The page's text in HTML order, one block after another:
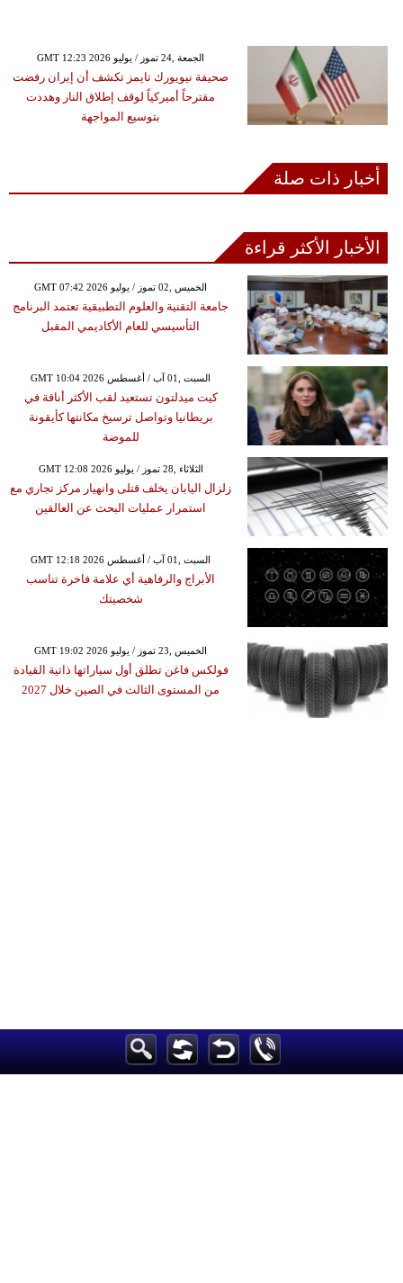
GMT 12:23 2026 الجمعة ,24 تموز / يوليو
صحيفة نيويورك تايمز تكشف أن إيران رفضت
مقترحاً أميركياً لوقف إطلاق النار وهددت
بتوسيع المواجهة
أخبار ذات صلة
الأخبار الأكثر قراءة
GMT 07:42 2026 الخميس ,02 تموز / يوليو
جامعة التقنية والعلوم التطبيقية تعتمد البرنامج
التأسيسي للعام الأكاديمي المقبل
GMT 10:04 2026 السبت ,01 آب / أغسطس
كيت ميدلتون تستعيد لقب الأكثر أناقة في
بريطانيا وتواصل ترسيخ مكانتها كأيقونة
للموضة
GMT 12:08 2026 الثلاثاء ,28 تموز / يوليو
زلزال اليابان يخلف قتلى وانهيار مركز تجاري مع
استمرار عمليات البحث عن العالقين
GMT 12:18 2026 السبت ,01 آب / أغسطس
الأبراج والرفاهية أي علامة فاخرة تناسب
شخصيتك
GMT 19:02 2026 الخميس ,23 تموز / يوليو
فولكس فاغن تطلق أول سياراتها ذاتية القيادة
من المستوى الثالث في الصين خلال 2027